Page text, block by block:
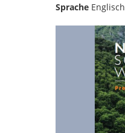
Sprache Englisch